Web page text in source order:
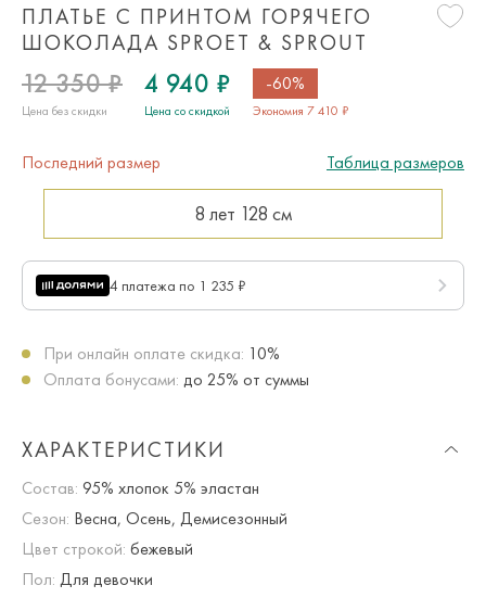
ПЛАТЬЕ С ПРИНТОМ ГОРЯЧЕГО
ШОКОЛАДА SPROET & SPROUT
12 350 ₽
Цена без скидки
4 940 ₽
Цена со скидкой
-60%
Экономия 7 410 ₽
Последний размер Таблица размеров
8 лет 128 см
4 платежа по 1 235 ₽
При онлайн оплате скидка: 10%
Оплата бонусами: до 25% от суммы
ХАРАКТЕРИСТИКИ
Состав: 95% хлопок 5% эластан
Сезон: Весна, Осень, Демисезонный
Цвет строкой: бежевый
Пол: Для девочки